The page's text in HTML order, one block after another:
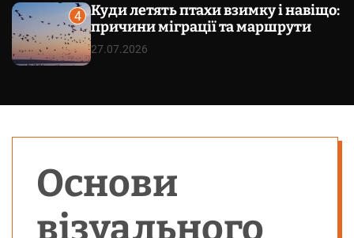
4
Куди летять птахи взимку і навіщо:
причини міграції та маршрути
27.07.2026
Основи
візуального